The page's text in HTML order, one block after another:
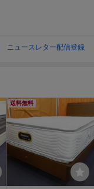
ニュースレター配信登録
送料無料